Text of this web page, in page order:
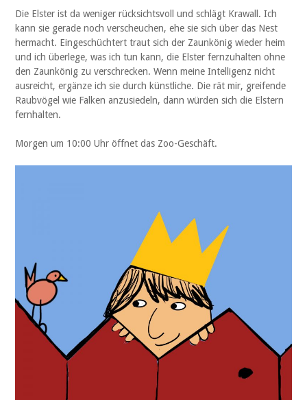
Die Elster ist da weniger rücksichtsvoll und schlägt Krawall. Ich
kann sie gerade noch verscheuchen, ehe sie sich über das Nest
hermacht. Eingeschüchtert traut sich der Zaunkönig wieder heim
und ich überlege, was ich tun kann, die Elster fernzuhalten ohne
den Zaunkönig zu verschrecken. Wenn meine Intelligenz nicht
ausreicht, ergänze ich sie durch künstliche. Die rät mir, greifende
Raubvögel wie Falken anzusiedeln, dann würden sich die Elstern
fernhalten.
Morgen um 10:00 Uhr öffnet das Zoo-Geschäft.